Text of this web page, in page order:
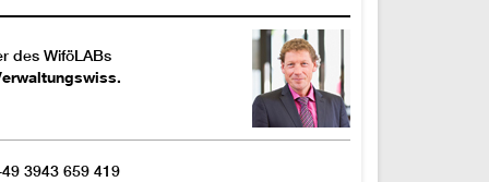
des WiföLABs
3943 659 419